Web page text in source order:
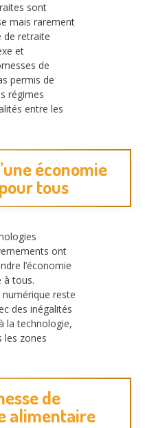
sont
mais rarement
de retraite
et
de
permis de
régimes
entre les
économie
tous
ont
l’économie
à tous.
reste
des inégalités
la technologie,
les zones
de
alimentaire